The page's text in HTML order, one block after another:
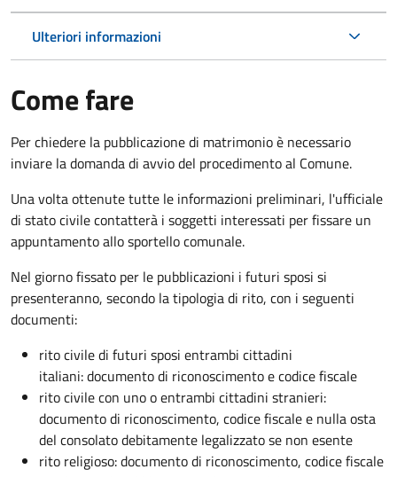
Ulteriori informazioni
Come fare
Per chiedere la pubblicazione di matrimonio è necessario
inviare la domanda di avvio del procedimento al Comune.
Una volta ottenute tutte le informazioni preliminari, l'ufficiale
di stato civile contatterà i soggetti interessati per fissare un
appuntamento allo sportello comunale.
Nel giorno fissato per le pubblicazioni i futuri sposi si
presenteranno, secondo la tipologia di rito, con i seguenti
documenti:
rito civile di futuri sposi entrambi cittadini
italiani: documento di riconoscimento e codice fiscale
rito civile con uno o entrambi cittadini stranieri:
documento di riconoscimento, codice fiscale e nulla osta
del consolato debitamente legalizzato se non esente
rito religioso: documento di riconoscimento, codice fiscale